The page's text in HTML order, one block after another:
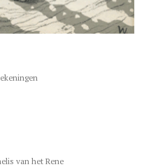
van het Rene